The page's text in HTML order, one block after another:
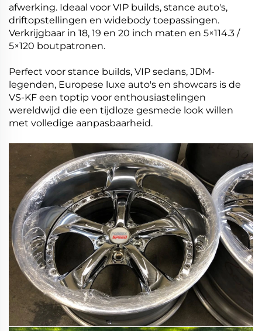
afwerking. Ideaal voor VIP builds, stance auto's,
driftopstellingen en widebody toepassingen.
Verkrijgbaar in 18, 19 en 20 inch maten en 5×114.3 /
5×120 boutpatronen.
Perfect voor stance builds, VIP sedans, JDM-
legenden, Europese luxe auto's en showcars is de
VS-KF een toptip voor enthousiastelingen
wereldwijd die een tijdloze gesmede look willen
met volledige aanpasbaarheid.